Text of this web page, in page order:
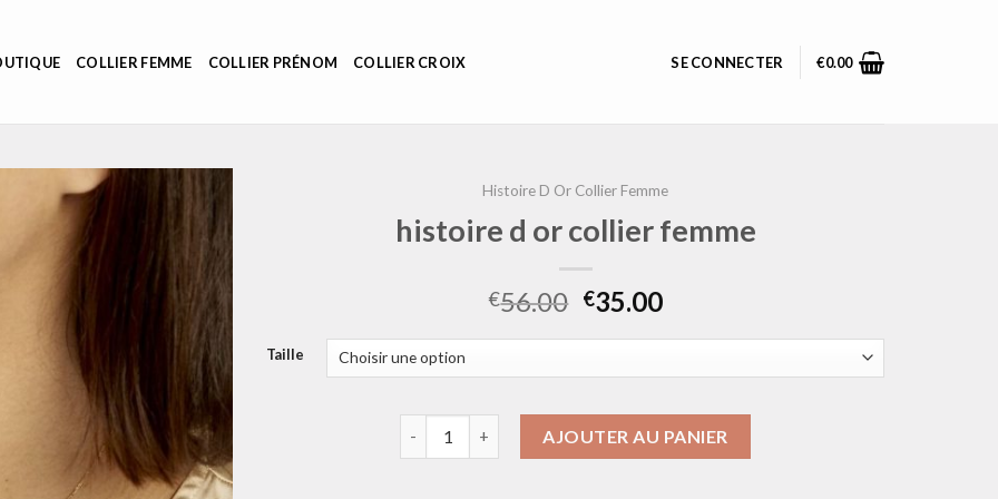
COLLIER FEMME COLLIER PRÉNOM COLLIER CROIX SE CONNECTER €0.00
Histoire D Or Collier Femme
histoire d or collier femme
€56.00 €35.00
Taille
AJOUTER AU PANIER